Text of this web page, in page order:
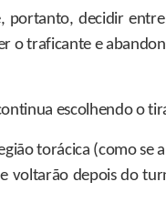
portanto, decidir
o traficante e
escolhendo o
torácica (como se
voltarão depois do